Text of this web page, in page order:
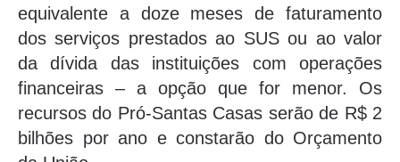
equivalente a doze meses de faturamento
dos serviços prestados ao SUS ou ao valor
da dívida das instituições com operações
financeiras – a opção que for menor. Os
recursos do Pró-Santas Casas serão de R$ 2
bilhões por ano e constarão do Orçamento